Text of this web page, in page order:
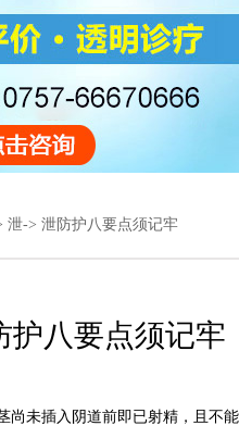
泄-> 泄防护八要点须记牢
护八要点须记牢
未插入阴道前即已射精，且不